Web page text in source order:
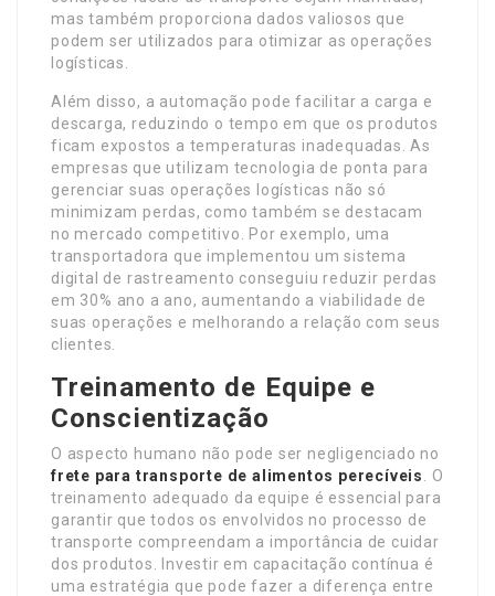
mas também proporciona dados valiosos que
podem ser utilizados para otimizar as operações
logísticas.
Além disso, a automação pode facilitar a carga e
descarga, reduzindo o tempo em que os produtos
ficam expostos a temperaturas inadequadas. As
empresas que utilizam tecnologia de ponta para
gerenciar suas operações logísticas não só
minimizam perdas, como também se destacam
no mercado competitivo. Por exemplo, uma
transportadora que implementou um sistema
digital de rastreamento conseguiu reduzir perdas
em 30% ano a ano, aumentando a viabilidade de
suas operações e melhorando a relação com seus
clientes.
Treinamento de Equipe e
Conscientização
O aspecto humano não pode ser negligenciado no
frete para transporte de alimentos perecíveis
. O
treinamento adequado da equipe é essencial para
garantir que todos os envolvidos no processo de
transporte compreendam a importância de cuidar
dos produtos. Investir em capacitação contínua é
uma estratégia que pode fazer a diferença entre